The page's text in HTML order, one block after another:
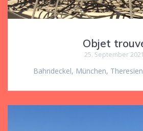
Objet
25. September 2021
Bahndeckel, München,